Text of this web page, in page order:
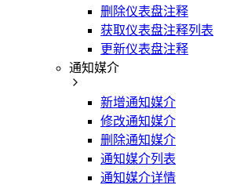
删除仪表盘注释
获取仪表盘注释列表
更新仪表盘注释
通知媒介
新增通知媒介
修改通知媒介
删除通知媒介
通知媒介列表
通知媒介详情